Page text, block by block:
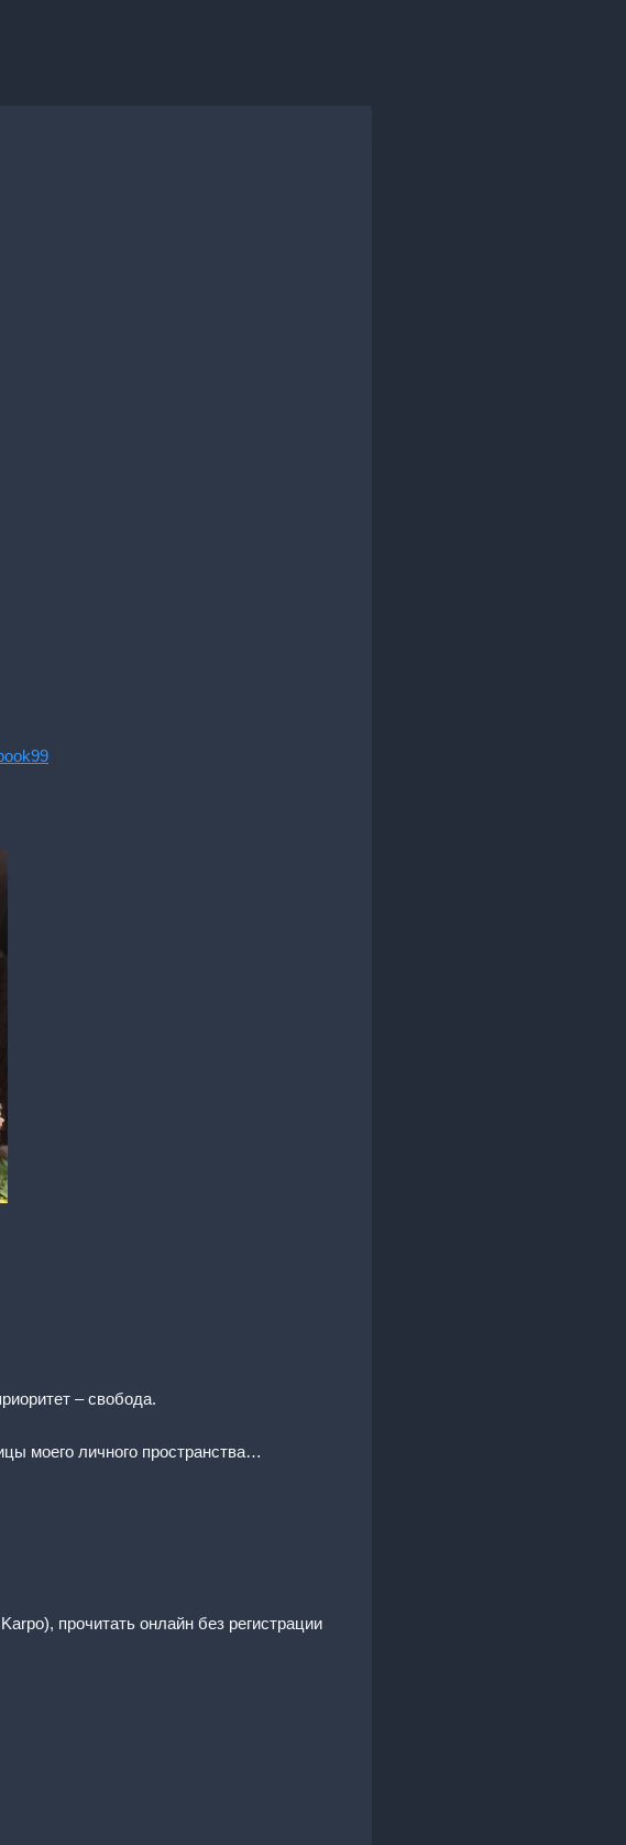
– свобода.
моего личного пространства…
прочитать онлайн без регистрации